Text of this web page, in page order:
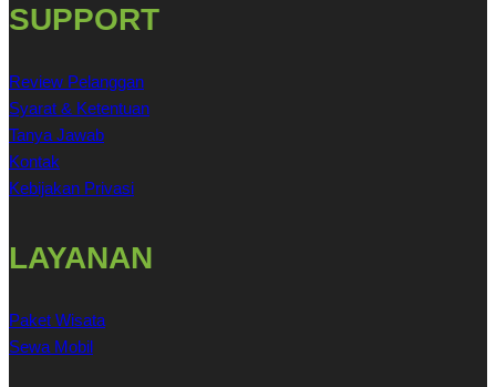
SUPPORT
Review Pelanggan
Syarat & Ketentuan
Tanya Jawab
Kontak
Kebijakan Privasi
LAYANAN
Paket Wisata
Sewa Mobil